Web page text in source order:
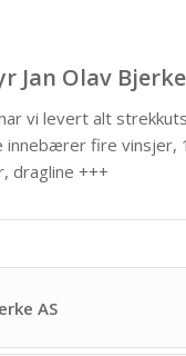
Jan Olav Bjerke
vi levert alt
innebærer fire vinsjer,
dragline +++
AS